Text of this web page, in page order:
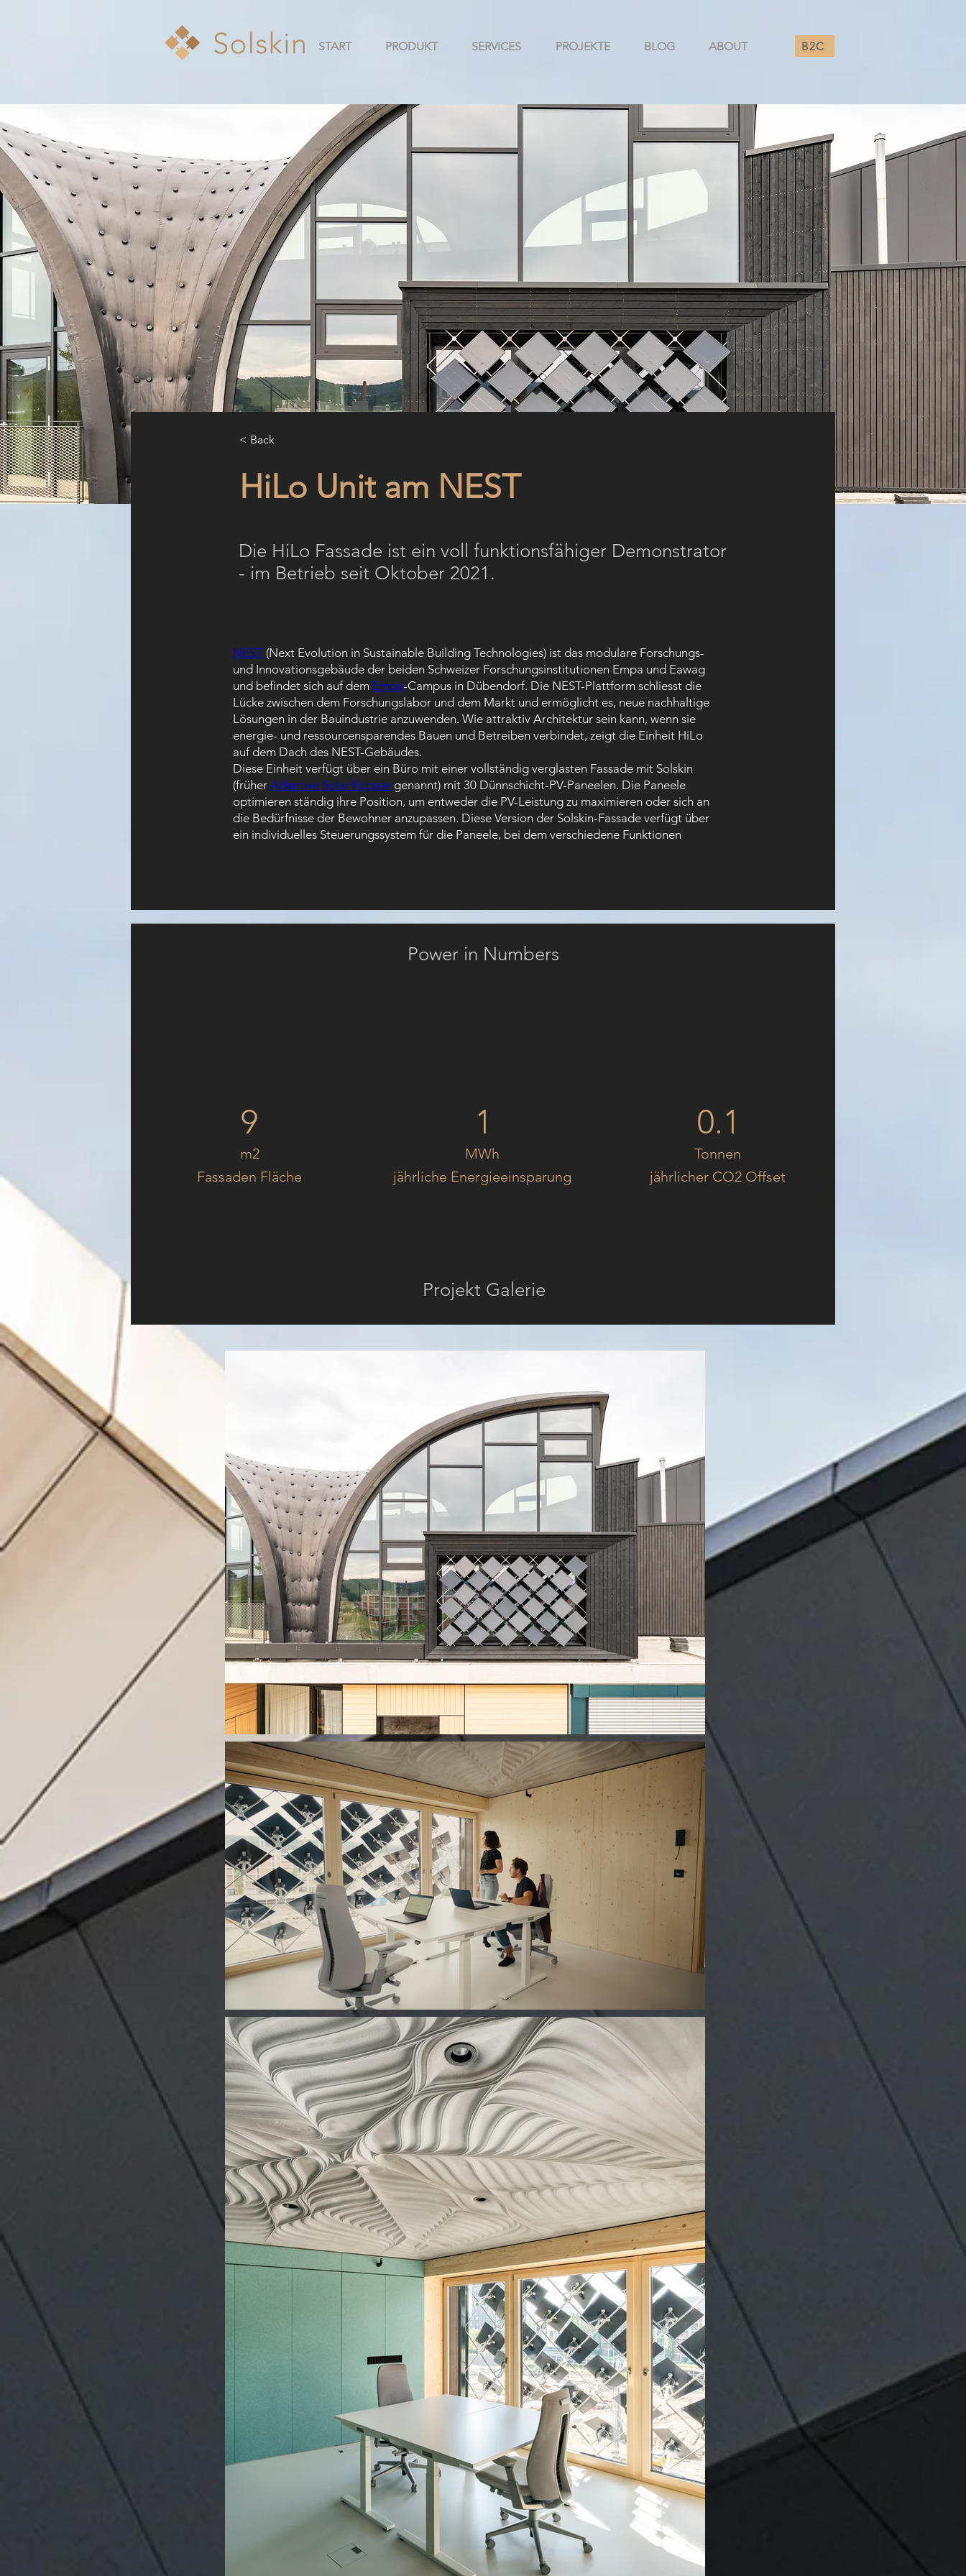
START PRODUKT SERVICES PROJEKTE BLOG ABOUT B2C
< Back
HiLo Unit am NEST
Die HiLo Fassade ist ein voll funktionsfähiger Demonstrator
- im Betrieb seit Oktober 2021.
NEST (Next Evolution in Sustainable Building Technologies) ist das modulare Forschungs-
und Innovationsgebäude der beiden Schweizer Forschungsinstitutionen Empa und Eawag
und befindet sich auf dem Empa-Campus in Dübendorf. Die NEST-Plattform schliesst die
Lücke zwischen dem Forschungslabor und dem Markt und ermöglicht es, neue nachhaltige
Lösungen in der Bauindustrie anzuwenden. Wie attraktiv Architektur sein kann, wenn sie
energie- und ressourcensparendes Bauen und Betreiben verbindet, zeigt die Einheit HiLo
auf dem Dach des NEST-Gebäudes.
Diese Einheit verfügt über ein Büro mit einer vollständig verglasten Fassade mit Solskin
(früher Adaptive Solar Façade genannt) mit 30 Dünnschicht-PV-Paneelen. Die Paneele
optimieren ständig ihre Position, um entweder die PV-Leistung zu maximieren oder sich an
die Bedürfnisse der Bewohner anzupassen. Diese Version der Solskin-Fassade verfügt über
ein individuelles Steuerungssystem für die Paneele, bei dem verschiedene Funktionen
Power in Numbers
9
m2
Fassaden Fläche
1
MWh
jährliche Energieeinsparung
0.1
Tonnen
jährlicher CO2 Offset
Projekt Galerie